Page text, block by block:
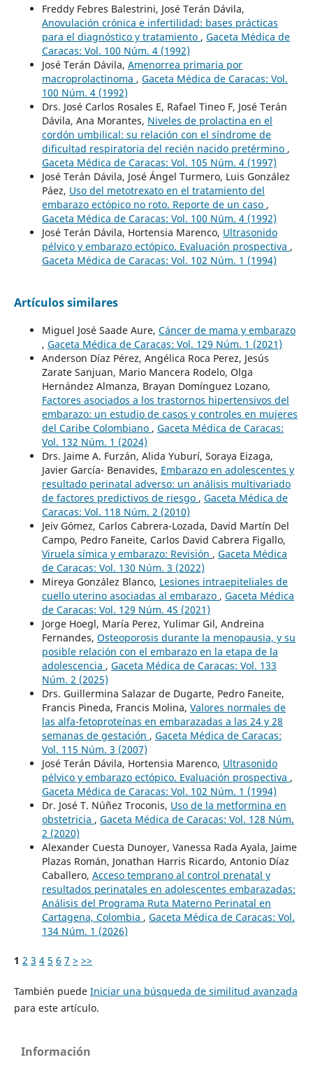
Freddy Febres Balestrini, José Terán Dávila,
Anovulación crónica e infertilidad: bases prácticas
para el diagnóstico y tratamiento , Gaceta Médica de
Caracas: Vol. 100 Núm. 4 (1992)
José Terán Dávila, Amenorrea primaria por
macroprolactinoma , Gaceta Médica de Caracas: Vol.
100 Núm. 4 (1992)
Drs. José Carlos Rosales E, Rafael Tineo F, José Terán
Dávila, Ana Morantes, Niveles de prolactina en el
cordón umbilical: su relación con el síndrome de
dificultad respiratoria del recién nacido pretérmino ,
Gaceta Médica de Caracas: Vol. 105 Núm. 4 (1997)
José Terán Dávila, José Ángel Turmero, Luis González
Páez, Uso del metotrexato en el tratamiento del
embarazo ectópico no roto. Reporte de un caso ,
Gaceta Médica de Caracas: Vol. 100 Núm. 4 (1992)
José Terán Dávila, Hortensia Marenco, Ultrasonido
pélvico y embarazo ectópico. Evaluación prospectiva ,
Gaceta Médica de Caracas: Vol. 102 Núm. 1 (1994)
Artículos similares
Miguel José Saade Aure, Cáncer de mama y embarazo
, Gaceta Médica de Caracas: Vol. 129 Núm. 1 (2021)
Anderson Díaz Pérez, Angélica Roca Perez, Jesús
Zarate Sanjuan, Mario Mancera Rodelo, Olga
Hernández Almanza, Brayan Domínguez Lozano,
Factores asociados a los trastornos hipertensivos del
embarazo: un estudio de casos y controles en mujeres
del Caribe Colombiano , Gaceta Médica de Caracas:
Vol. 132 Núm. 1 (2024)
Drs. Jaime A. Furzán, Alida Yuburí, Soraya Eizaga,
Javier García- Benavides, Embarazo en adolescentes y
resultado perinatal adverso: un análisis multivariado
de factores predictivos de riesgo , Gaceta Médica de
Caracas: Vol. 118 Núm. 2 (2010)
Jeiv Gómez, Carlos Cabrera-Lozada, David Martín Del
Campo, Pedro Faneite, Carlos David Cabrera Figallo,
Viruela símica y embarazo: Revisión , Gaceta Médica
de Caracas: Vol. 130 Núm. 3 (2022)
Mireya González Blanco, Lesiones intraepiteliales de
cuello uterino asociadas al embarazo , Gaceta Médica
de Caracas: Vol. 129 Núm. 4S (2021)
Jorge Hoegl, María Perez, Yulimar Gil, Andreina
Fernandes, Osteoporosis durante la menopausia, y su
posible relación con el embarazo en la etapa de la
adolescencia , Gaceta Médica de Caracas: Vol. 133
Núm. 2 (2025)
Drs. Guillermina Salazar de Dugarte, Pedro Faneite,
Francis Pineda, Francis Molina, Valores normales de
las alfa-fetoproteínas en embarazadas a las 24 y 28
semanas de gestación , Gaceta Médica de Caracas:
Vol. 115 Núm. 3 (2007)
José Terán Dávila, Hortensia Marenco, Ultrasonido
pélvico y embarazo ectópico. Evaluación prospectiva ,
Gaceta Médica de Caracas: Vol. 102 Núm. 1 (1994)
Dr. José T. Núñez Troconis, Uso de la metformina en
obstetricia , Gaceta Médica de Caracas: Vol. 128 Núm.
2 (2020)
Alexander Cuesta Dunoyer, Vanessa Rada Ayala, Jaime
Plazas Román, Jonathan Harris Ricardo, Antonio Díaz
Caballero, Acceso temprano al control prenatal y
resultados perinatales en adolescentes embarazadas:
Análisis del Programa Ruta Materno Perinatal en
Cartagena, Colombia , Gaceta Médica de Caracas: Vol.
134 Núm. 1 (2026)
1 2 3 4 5 6 7 > >>
También puede Iniciar una búsqueda de similitud avanzada
para este artículo.
Información